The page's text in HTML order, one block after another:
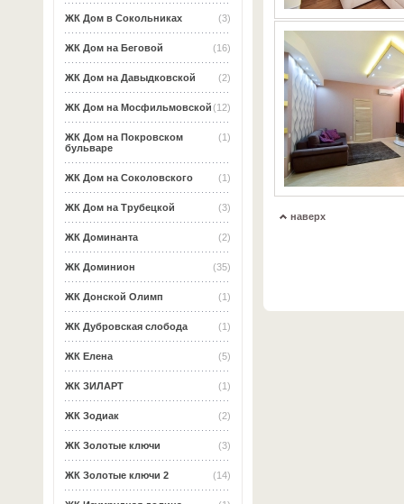
(3)
ЖК Дом в Сокольниках
(16)
ЖК Дом на Беговой
(2)
ЖК Дом на Давыдковской
(12)
ЖК Дом на Мосфильмовской
(1)
ЖК Дом на Покровском
бульваре
(1)
ЖК Дом на Соколовского
(3)
ЖК Дом на Трубецкой
(2)
ЖК Доминанта
(35)
ЖК Доминион
(1)
ЖК Донской Олимп
(1)
ЖК Дубровская слобода
(5)
ЖК Елена
(1)
ЖК ЗИЛАРТ
(2)
ЖК Зодиак
(3)
ЖК Золотые ключи
(14)
ЖК Золотые ключи 2
наверх